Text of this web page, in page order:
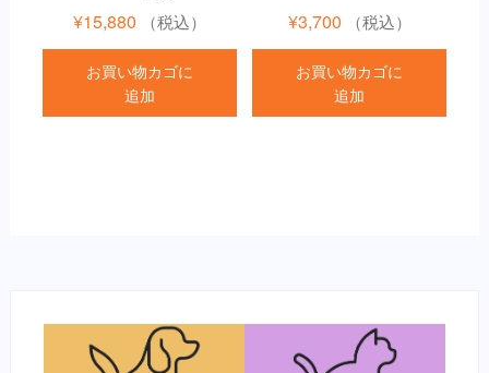
¥15,880 （税込）
お買い物カゴに
追加
¥3,700 （税込）
お買い物カゴに
追加